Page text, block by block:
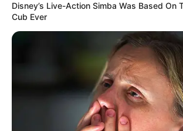
Disney’s Live-Action Simba Was Based On
Cub Ever